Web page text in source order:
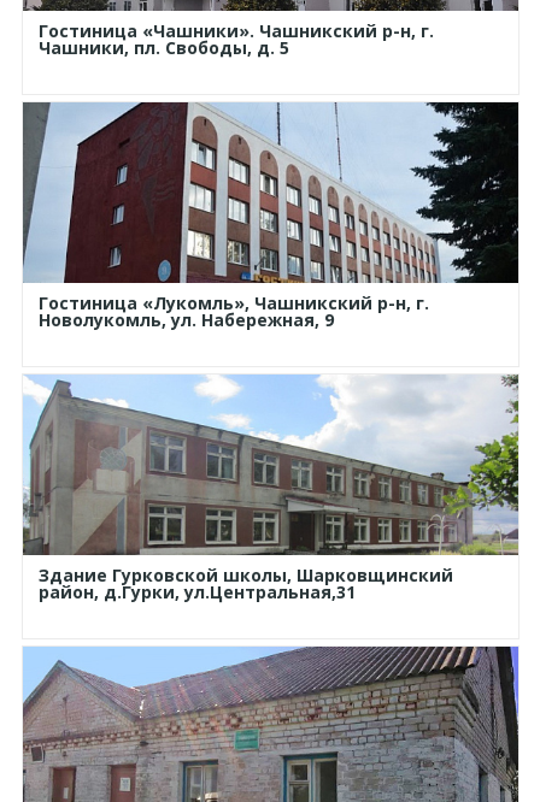
Гостиница «Чашники». Чашникский р-н, г.
Чашники, пл. Свободы, д. 5
Гостиница «Лукомль», Чашникский р-н, г.
Новолукомль, ул. Набережная, 9
Здание Гурковской школы, Шарковщинский
район, д.Гурки, ул.Центральная,31